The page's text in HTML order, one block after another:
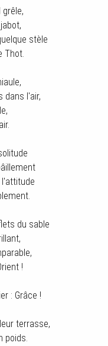
stèle
Thot.
dans l'air,
l'attitude
du sable
!
: Grâce !
terrasse,
poids.